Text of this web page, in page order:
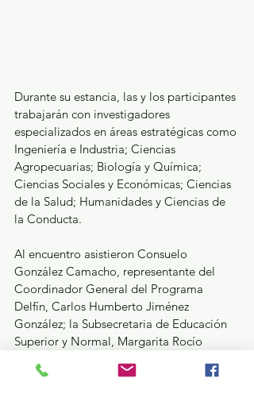
Durante su estancia, las y los participantes
trabajarán con investigadores
especializados en áreas estratégicas como
Ingeniería e Industria; Ciencias
Agropecuarias; Biología y Química;
Ciencias Sociales y Económicas; Ciencias
de la Salud; Humanidades y Ciencias de
la Conducta.
Al encuentro asistieron Consuelo
González Camacho, representante del
Coordinador General del Programa
Delfín, Carlos Humberto Jiménez
González; la Subsecretaria de Educación
Superior y Normal, Margarita Rocío
instituciones de educación superior de